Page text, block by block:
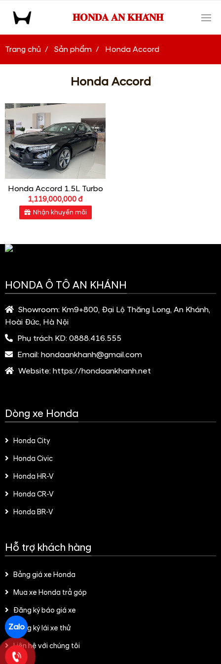
𝐇𝐎𝐍𝐃𝐀 𝐀𝐍 𝐊𝐇𝐀́𝐍𝐇
Trang chủ Sản phẩm Honda Accord
Honda Accord
Honda Accord 1.5L Turbo
1,119,000,000 đ
Nhận khuyến mãi
HONDA Ô TÔ AN KHÁNH
Showroom: Km9+800, Đại Lộ Thăng Long, An Khánh,
Hoài Đức, Hà Nội
Phụ trách KD: 0888.416.555
Email: hondaankhanh@gmail.com
Website: https://hondaankhanh.net
Dòng xe Honda
Honda City
Honda Civic
Honda HR-V
Honda CR-V
Honda BR-V
Hỗ trợ khách hàng
Bảng giá xe Honda
Mua xe Honda trả góp
Đăng ký báo giá xe
Đăng ký lái xe thử
Liên hệ với chúng tôi
Zalo